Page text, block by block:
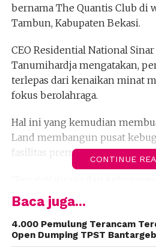
bernama The Quantis Club di
Tambun, Kabupaten Bekasi.
CEO Residential National
Tanumihardja mengatakan,
terlepas dari kenaikan minat
fokus berolahraga.
Hal ini yang kemudian
Land membangun pusat
fasilitas premium.
atas lahan seluas 2,1 hektare
pengalaman olahraga
dalam satu kawasan terpadu,”
penandatangan, Jumat (26/9/
CONTINUE
Baca juga...
4.000 Pemulung Terancam
Open Dumping TPST